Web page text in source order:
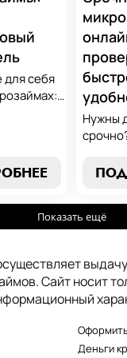
вашу
для себя
Наше
в мире
Нужны
без
сейчас.
Показать ещё
Сайт носит
Деньги